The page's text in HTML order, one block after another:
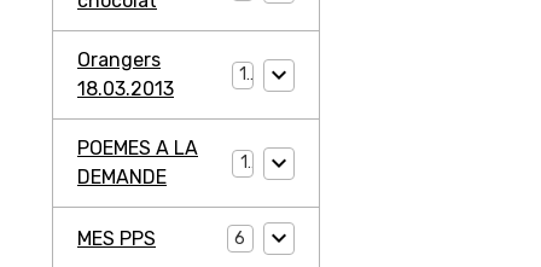
Orangers
18.03.2013
1
POEMES A LA
DEMANDE
1
MES PPS 6